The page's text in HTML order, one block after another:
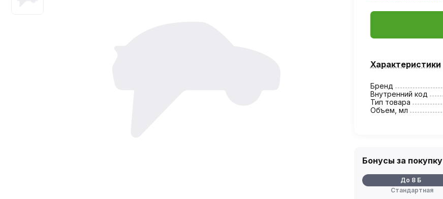
Характеристики
Бренд
Внутренний код
Тип товара
Объем, мл
Бонусы за покупку
До 8 Б
Стандартная